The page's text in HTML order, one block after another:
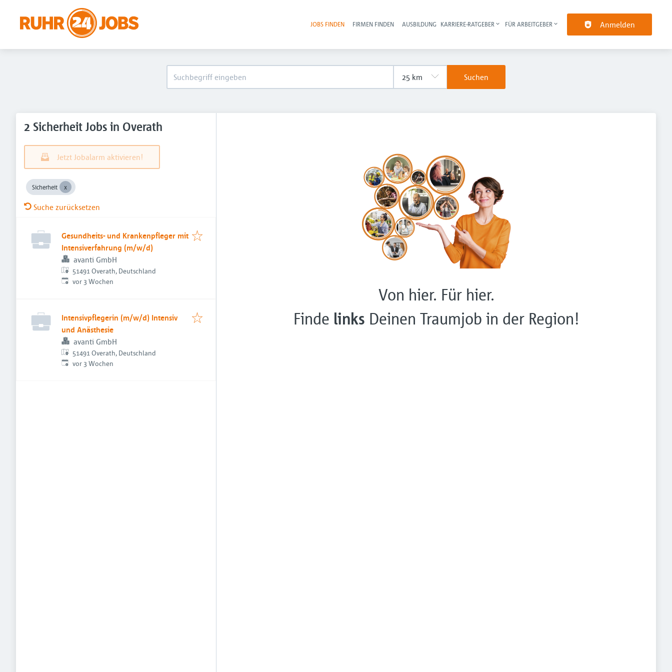
Haupt-Navigation
JOBS FINDEN FIRMEN FINDEN AUSBILDUNG KARRIERE-RATGEBER FÜR ARBEITGEBER Anmelden
Suchen
2 Sicherheit Jobs in Overath
Jetzt Jobalarm aktivieren!
Sicherheit
Suche zurücksetzen
Gesundheits- und Krankenpfleger mit
Intensiverfahrung (m/w/d)
avanti GmbH
51491 Overath, Deutschland
Veröffentlicht:
vor 3 Wochen
Intensivpflegerin (m/w/d) Intensiv
und Anästhesie
avanti GmbH
51491 Overath, Deutschland
Veröffentlicht:
vor 3 Wochen
Von hier. Für hier.
Finde links Deinen Traumjob in der Region!